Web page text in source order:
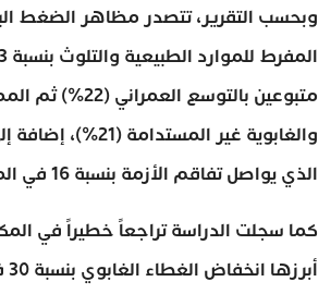
وبحسب التقرير، تتصدر مظاهر الضغط
متبوعين بالتوسع
والغابوية غير
الذي يواصل تفاقم الأزمة بنسبة 16 في المائة.
كما سجلت الدراسة تراجعاً خطيراً في